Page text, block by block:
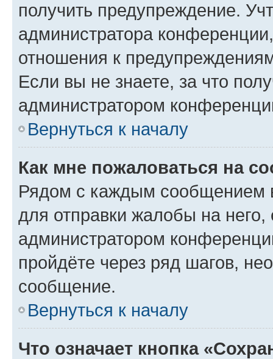
получить предупреждение.
администратора
отношения к
Если вы не знаете, за что
администратором
Вернуться к началу
Как мне пожаловаться на
Рядом с каждым сообщением
для отправки жалобы на
администратором
пройдёте через ряд шагов,
сообщение.
Вернуться к началу
Что означает кнопка